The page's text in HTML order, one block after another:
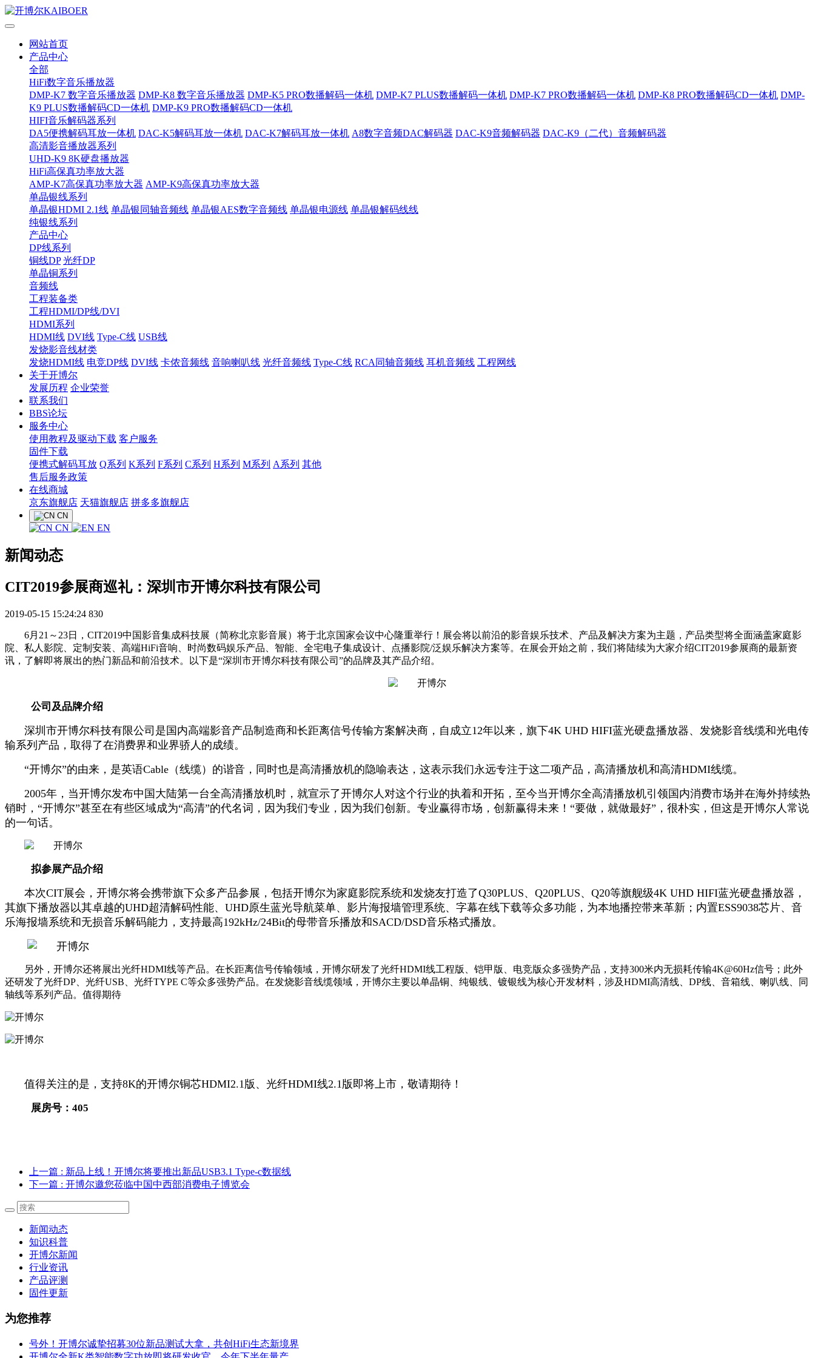
网站首页
产品中心
全部
HiFi数字音乐播放器
DMP-K7 数字音乐播放器 DMP-K8 数字音乐播放器 DMP-K5 PRO数播解码一体机 DMP-K7 PLUS数播解码一体机 DMP-K7 PRO数播解码一体机 DMP-K8 PRO数播解码CD一体机 DMP-
K9 PLUS数播解码CD一体机 DMP-K9 PRO数播解码CD一体机
HIFI音乐解码器系列
DA5便携解码耳放一体机 DAC-K5解码耳放一体机 DAC-K7解码耳放一体机 A8数字音频DAC解码器 DAC-K9音频解码器 DAC-K9（二代）音频解码器
高清影音播放器系列
UHD-K9 8K硬盘播放器
HiFi高保真功率放大器
AMP-K7高保真功率放大器 AMP-K9高保真功率放大器
单晶银线系列
单晶银HDMI 2.1线 单晶银同轴音频线 单晶银AES数字音频线 单晶银电源线 单晶银解码线线
纯银线系列
产品中心
DP线系列
铜线DP 光纤DP
单晶铜系列
音频线
工程装备类
工程HDMI/DP线/DVI
HDMI系列
HDMI线 DVI线 Type-C线 USB线
发烧影音线材类
发烧HDMI线 电竞DP线 DVI线 卡侬音频线 音响喇叭线 光纤音频线 Type-C线 RCA同轴音频线 耳机音频线 工程网线
关于开博尔
发展历程 企业荣誉
联系我们
BBS论坛
服务中心
使用教程及驱动下载 客户服务
固件下载
便携式解码耳放 Q系列 K系列 F系列 C系列 H系列 M系列 A系列 其他
售后服务政策
在线商城
京东旗舰店 天猫旗舰店 拼多多旗舰店
CN
CN EN
新闻动态
CIT2019参展商巡礼：深圳市开博尔科技有限公司
2019-05-15 15:24:24 830
6月21～23日，CIT2019中国影音集成科技展（简称北京影音展）将于北京国家会议中心隆重举行！展会将以前沿的影音娱乐技术、产品及解决方案为主题，产品类型将全面涵盖家庭影
院、私人影院、定制安装、高端HiFi音响、时尚数码娱乐产品、智能、全宅电子集成设计、点播影院/泛娱乐解决方案等。在展会开始之前，我们将陆续为大家介绍CIT2019参展商的最新资
讯，了解即将展出的热门新品和前沿技术。以下是“深圳市开博尔科技有限公司”的品牌及其产品介绍。
公司及品牌介绍
深圳市开博尔科技有限公司是国内高端影音产品制造商和长距离信号传输方案解决商，自成立12年以来，旗下4K UHD HIFI蓝光硬盘播放器、发烧影音线缆和光电传
输系列产品，取得了在消费界和业界骄人的成绩。
“开博尔”的由来，是英语Cable（线缆）的谐音，同时也是高清播放机的隐喻表达，这表示我们永远专注于这二项产品，高清播放机和高清HDMI线缆。
2005年，当开博尔发布中国大陆第一台全高清播放机时，就宣示了开博尔人对这个行业的执着和开拓，至今当开博尔全高清播放机引领国内消费市场并在海外持续热
销时，“开博尔”甚至在有些区域成为“高清”的代名词，因为我们专业，因为我们创新。专业赢得市场，创新赢得未来！“要做，就做最好”，很朴实，但这是开博尔人常说
的一句话。
拟参展产品介绍
本次CIT展会，开博尔将会携带旗下众多产品参展，包括开博尔为家庭影院系统和发烧友打造了Q30PLUS、Q20PLUS、Q20等旗舰级4K UHD HIFI蓝光硬盘播放器，
其旗下播放器以其卓越的UHD超清解码性能、UHD原生蓝光导航菜单、影片海报墙管理系统、字幕在线下载等众多功能，为本地播控带来革新；内置ESS9038芯片、音
乐海报墙系统和无损音乐解码能力，支持最高192kHz/24Bit的母带音乐播放和SACD/DSD音乐格式播放。
另外，开博尔还将展出光纤HDMI线等产品。在长距离信号传输领域，开博尔研发了光纤HDMI线工程版、铠甲版、电竞版众多强势产品，支持300米内无损耗传输4K@60Hz信号；此外
还研发了光纤DP、光纤USB、光纤TYPE C等众多强势产品。在发烧影音线缆领域，开博尔主要以单晶铜、纯银线、镀银线为核心开发材料，涉及HDMI高清线、DP线、音箱线、喇叭线、同
轴线等系列产品。值得期待
值得关注的是，支持8K的开博尔铜芯HDMI2.1版、光纤HDMI线2.1版即将上市，敬请期待！
展房号： 405
上一篇 : 新品上线！开博尔将要推出新品USB3.1 Type-c数据线
下一篇 : 开博尔邀您莅临中国中西部消费电子博览会
新闻动态
知识科普
开博尔新闻
行业资讯
产品评测
固件更新
为您推荐
号外！开博尔诚挚招募30位新品测试大拿，共创HiFi生态新境界